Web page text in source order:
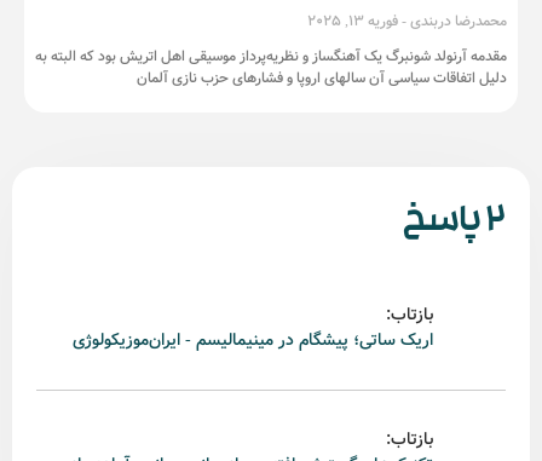
محمدرضا دربندی فوریه 13, 2025
مقدمه آرنولد شونبرگ یک آهنگساز و نظریه‌پرداز موسیقی اهل اتریش بود که البته به
دلیل اتفاقات سیاسی آن سالهای اروپا و فشارهای حزب نازی آلمان
2 پاسخ
بازتاب:
اریک ساتی؛ پیشگام در مینیمالیسم - ایران‌موزیکولوژی
بازتاب: